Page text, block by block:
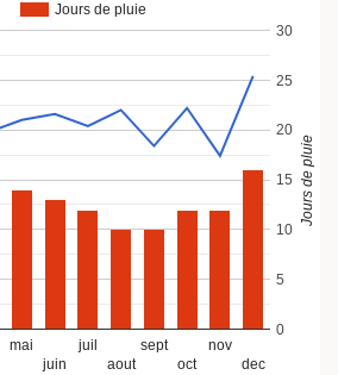
Jours de pluie
mai
juin
juil
aout
sept
oct
nov
dec
0
5
10
15
20
25
30
Jours de pluie